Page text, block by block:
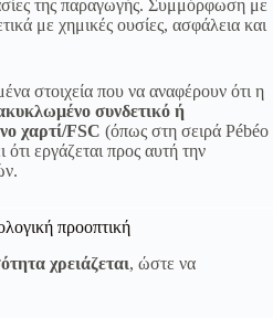
της παραγωγής. Συμμόρφωση με
με χημικές ουσίες, ασφάλεια και
στοιχεία που να αναφέρουν ότι η
συνδετικό ή
χαρτί/FSC (όπως στη σειρά Pébéo
ότι εργάζεται προς αυτή την
προοπτική
χρειάζεται, ώστε να